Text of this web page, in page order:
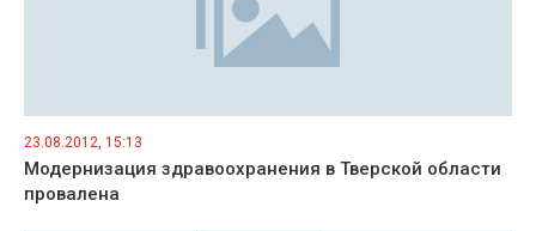
23.08.2012, 15:13
Модернизация здравоохранения в Тверской области
провалена